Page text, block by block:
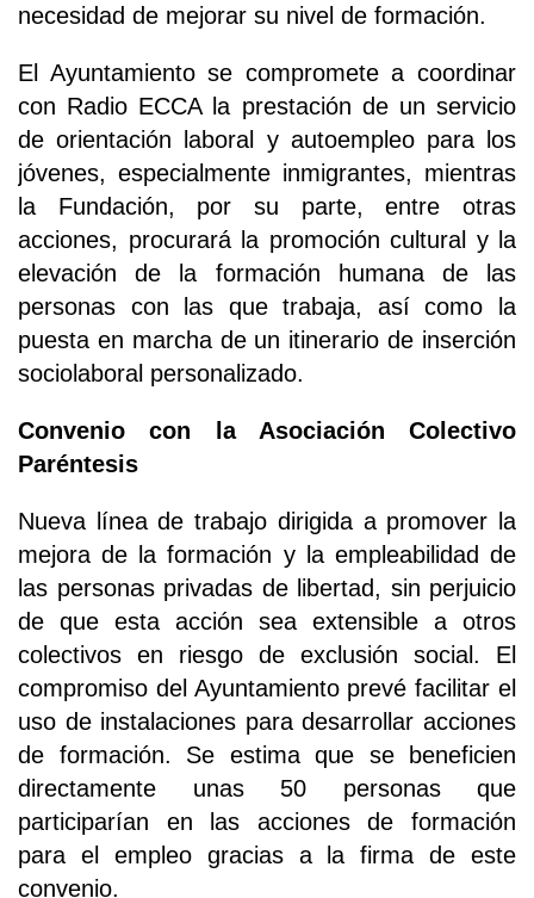
necesidad de mejorar su nivel de formación.
El Ayuntamiento se compromete a coordinar
con Radio ECCA la prestación de un servicio
de orientación laboral y autoempleo para los
jóvenes, especialmente inmigrantes, mientras
la Fundación, por su parte, entre otras
acciones, procurará la promoción cultural y la
elevación de la formación humana de las
personas con las que trabaja, así como la
puesta en marcha de un itinerario de inserción
sociolaboral personalizado.
Convenio con la Asociación Colectivo
Paréntesis
Nueva línea de trabajo dirigida a promover la
mejora de la formación y la empleabilidad de
las personas privadas de libertad, sin perjuicio
de que esta acción sea extensible a otros
colectivos en riesgo de exclusión social. El
compromiso del Ayuntamiento prevé facilitar el
uso de instalaciones para desarrollar acciones
de formación. Se estima que se beneficien
directamente unas 50 personas que
participarían en las acciones de formación
para el empleo gracias a la firma de este
convenio.